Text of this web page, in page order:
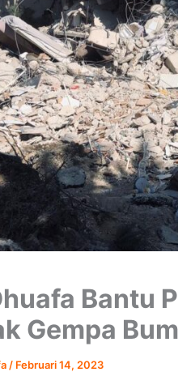
Bantu
Gempa
/ Februari 14, 2023